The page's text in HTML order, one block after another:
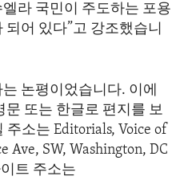
라 국민이 주도하는 포용
어 있다”고 강조했습니
논평이었습니다. 이에
문 또는 한글로 편지를 보
소는 Editorials, Voice of
Ave, SW, Washington, DC
트 주소는